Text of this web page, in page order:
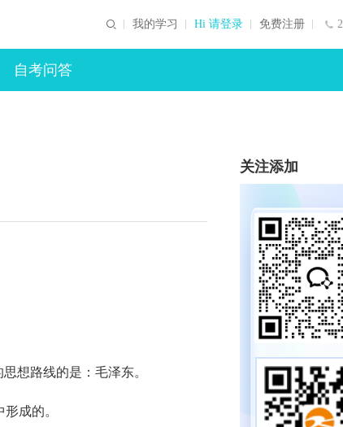
我的学习 Hi 请登录 免费注册
自考问答
想路线的是：毛泽东。
成的。
关注添加